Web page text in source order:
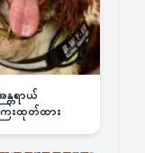
တရာယ်
ေးထုတ်ထား